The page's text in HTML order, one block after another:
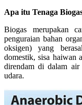
Apa itu Tenaga
Biogas merupakan
penguraian bahan
oksigen) yang
domestik, sisa haiwan
direndam di dalam air
udara.